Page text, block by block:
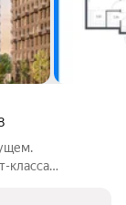
клaсса